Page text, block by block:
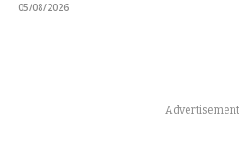
05/08/2026
Advertisement